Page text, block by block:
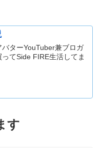
ターYouTuber兼ブロガ
てSide FIRE生活してま
す